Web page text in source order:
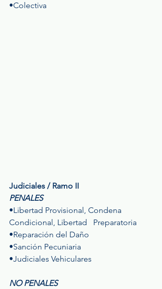
•Colectiva
Judiciales / Ramo II
PENALES
•Libertad Provisional, Condena
Condicional, Libertad   Preparatoria
•Reparación del Daño
•Sanción Pecuniaria
•Judiciales Vehiculares
NO PENALES